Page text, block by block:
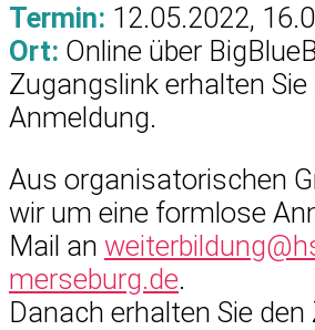
Termin: 12.05.2022,
Ort: Online über
Zugangslink erhalten
Anmeldung.
Aus organisatorischen
wir um eine formlose
Mail an
merseburg.de.
Danach erhalten Sie